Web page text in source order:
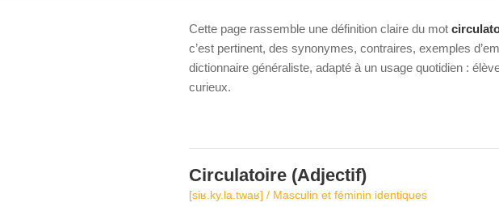
Cette page rassemble une définition claire du mot
c’est pertinent, des synonymes, contraires, exemples
dictionnaire généraliste, adapté à un usage quotidien :
curieux.
Circulatoire (Adjectif)
[siʁ.ky.la.twaʁ] / Masculin et féminin identiques